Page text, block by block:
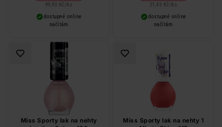
99,90 Kč / ks
dostupné online
načítám
31,43 Kč / ks
dostupné online
načítám
Miss Sporty lak na nehty
Miss Sporty lak na nehty 1